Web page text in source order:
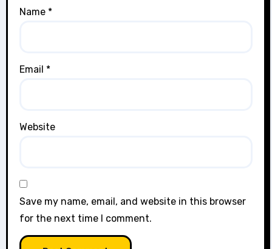
Name *
Email *
Website
Save my name, email, and website in this browser
for the next time I comment.